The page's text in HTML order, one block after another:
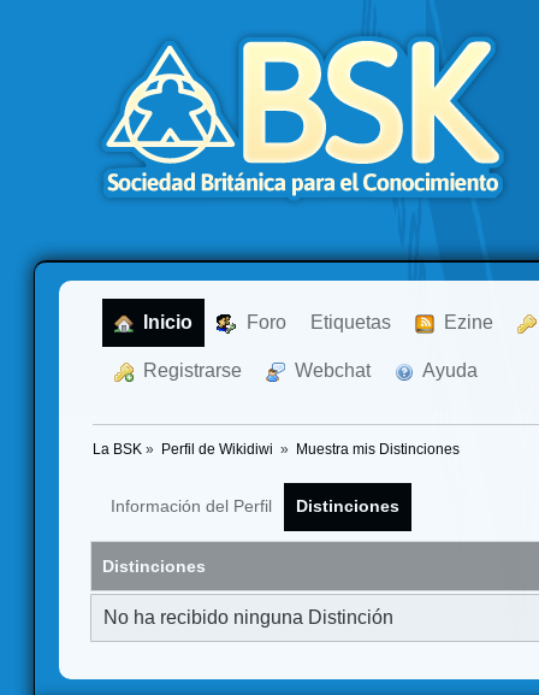
Inicio Foro Etiquetas Ezine
Registrarse Webchat Ayuda
La BSK » Perfil de Wikidiwi » Muestra mis Distinciones
Información del Perfil Distinciones
Distinciones
No ha recibido ninguna Distinción